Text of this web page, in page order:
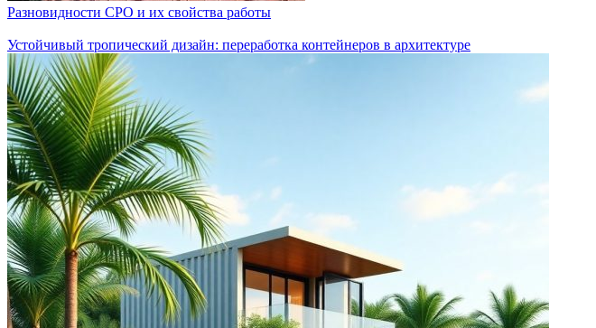
Разновидности СРО и их свойства работы
Устойчивый тропический дизайн: переработка контейнеров в архитектуре